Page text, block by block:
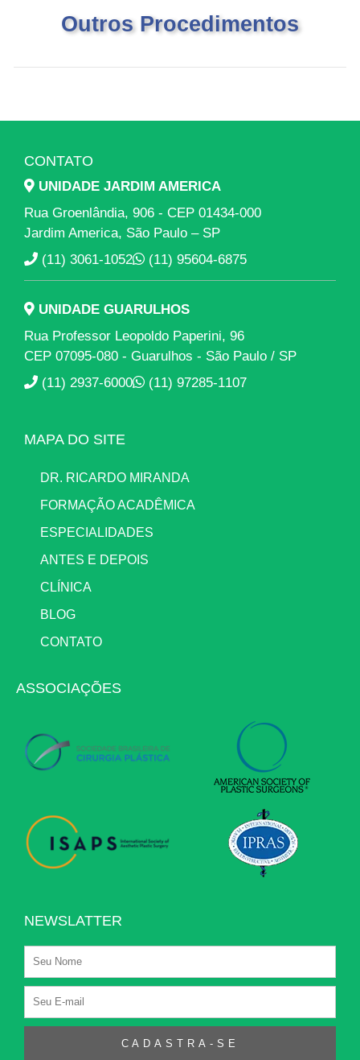
Outros Procedimentos
CONTATO
UNIDADE JARDIM AMERICA
Rua Groenlândia, 906 - CEP 01434-000
Jardim America, São Paulo – SP
(11) 3061-1052
(11) 95604-6875
UNIDADE GUARULHOS
Rua Professor Leopoldo Paperini, 96
CEP 07095-080 - Guarulhos - São Paulo / SP
(11) 2937-6000
(11) 97285-1107
MAPA DO SITE
DR. RICARDO MIRANDA
FORMAÇÃO ACADÊMICA
ESPECIALIDADES
ANTES E DEPOIS
CLÍNICA
BLOG
CONTATO
ASSOCIAÇÕES
NEWSLATTER
CADASTRA-SE